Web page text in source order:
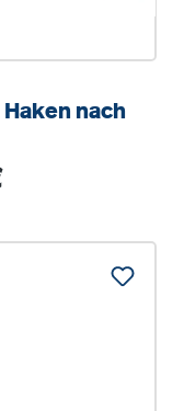
nach